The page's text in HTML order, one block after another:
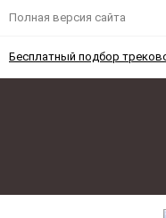
Полная версия сайта
Бесплатный подбор